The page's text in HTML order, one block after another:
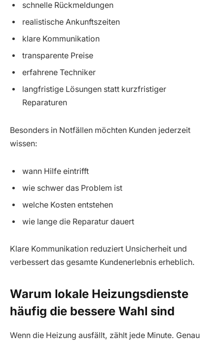
schnelle Rückmeldungen
realistische Ankunftszeiten
klare Kommunikation
transparente Preise
erfahrene Techniker
langfristige Lösungen statt kurzfristiger
Reparaturen
Besonders in Notfällen möchten Kunden jederzeit
wissen:
wann Hilfe eintrifft
wie schwer das Problem ist
welche Kosten entstehen
wie lange die Reparatur dauert
Klare Kommunikation reduziert Unsicherheit und
verbessert das gesamte Kundenerlebnis erheblich.
Warum lokale Heizungsdienste
häufig die bessere Wahl sind
Wenn die Heizung ausfällt, zählt jede Minute. Genau